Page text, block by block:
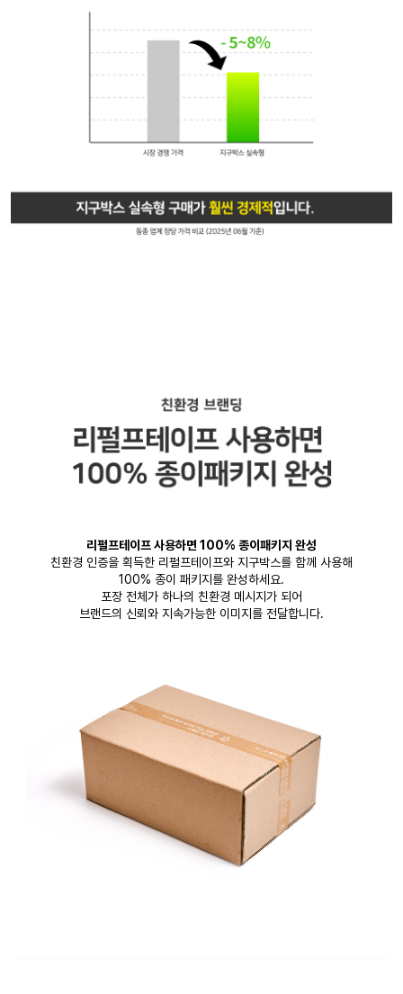
리펄프테이프 사용하면 100% 종이패키지 완성
친환경 인증을 획득한 리펄프테이프와 지구박스를 함께 사용해
100% 종이 패키지를 완성하세요.
포장 전체가 하나의 친환경 메시지가 되어
브랜드의 신뢰와 지속가능한 이미지를 전달합니다.